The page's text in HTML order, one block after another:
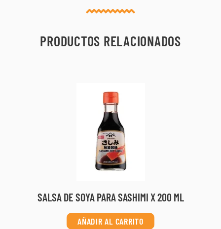
PRODUCTOS RELACIONADOS
SALSA DE SOYA PARA SASHIMI X 200 ML
AÑADIR AL CARRITO